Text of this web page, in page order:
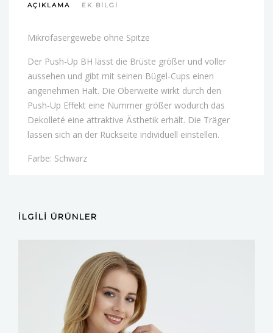
AÇIKLAMA EK BILGI
Mikrofasergewebe ohne Spitze
Der Push-Up BH lässt die Brüste größer und voller
aussehen und gibt mit seinen Bügel-Cups einen
angenehmen Halt. Die Oberweite wirkt durch den
Push-Up Effekt eine Nummer größer wodurch das
Dekolleté eine attraktive Ästhetik erhält. Die Träger
lassen sich an der Rückseite individuell einstellen.
Farbe: Schwarz
İLGILI ÜRÜNLER